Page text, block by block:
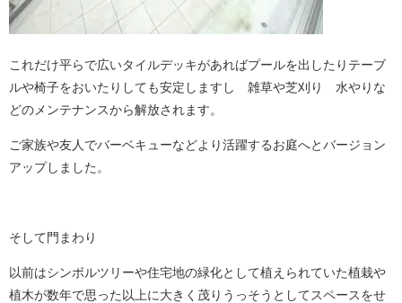
これだけ平らで広いタイルデッキがあればプールを出したりテーブ
ルや椅子をおいたりしても安定しますし 雑草や芝刈り 水やりな
どのメンテナンスから解放されます。
ご家族や友人でバーベキューなどより活躍するお庭へとバージョン
アップしました。
そして門まわり
以前はシンボルツリーや住宅地の緑化として植えられていた植栽や
植木が数年で思った以上に大きく茂りうっそうとしてスペースをせ